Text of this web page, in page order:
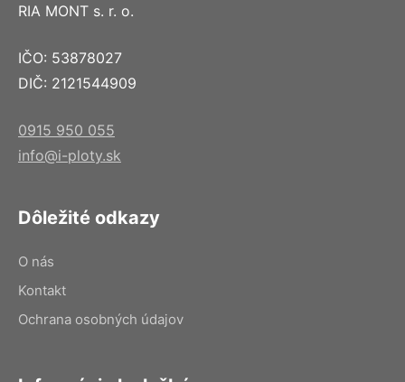
RIA MONT s. r. o.
IČO: 53878027
DIČ: 2121544909
0915 950 055
info@i-ploty.sk
Dôležité odkazy
O nás
Kontakt
Ochrana osobných údajov